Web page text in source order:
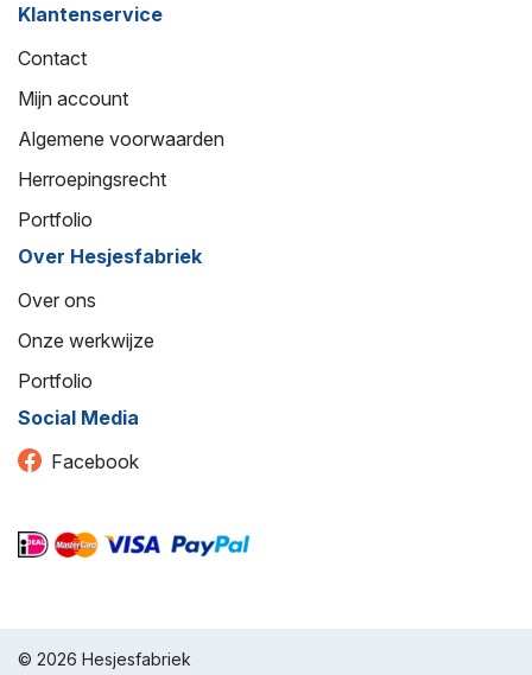
Klantenservice
Contact
Mijn account
Algemene voorwaarden
Herroepingsrecht
Portfolio
Over Hesjesfabriek
Over ons
Onze werkwijze
Portfolio
Social Media
Facebook
© 2026 Hesjesfabriek